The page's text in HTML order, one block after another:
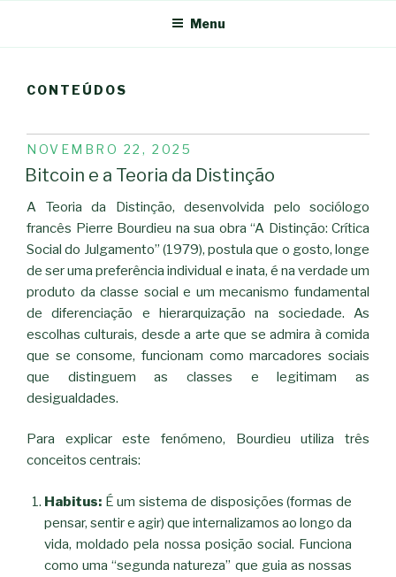
Menu
CONTEÚDOS
PUBLICADO
EM
NOVEMBRO 22, 2025
Bitcoin e a Teoria da Distinção
A Teoria da Distinção, desenvolvida pelo sociólogo
francês Pierre Bourdieu na sua obra “A Distinção: Crítica
Social do Julgamento” (1979), postula que o gosto, longe
de ser uma preferência individual e inata, é na verdade um
produto da classe social e um mecanismo fundamental
de diferenciação e hierarquização na sociedade. As
escolhas culturais, desde a arte que se admira à comida
que se consome, funcionam como marcadores sociais
que distinguem as classes e legitimam as
desigualdades.
​Para explicar este fenómeno, Bourdieu utiliza três
conceitos centrais:
Habitus: É um sistema de disposições (formas de
pensar, sentir e agir) que internalizamos ao longo da
vida, moldado pela nossa posição social. Funciona
como uma “segunda natureza” que guia as nossas